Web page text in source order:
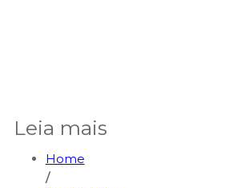
Leia mais
Home
/